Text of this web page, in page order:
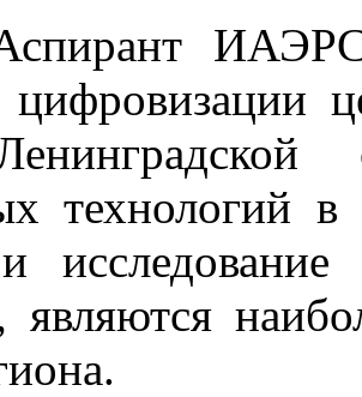
ИАЭРСТ
цифровизации
технологий
являются